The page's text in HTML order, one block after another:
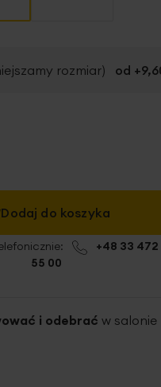
rozmiar) od +
Dodaj do koszyka
+48 33 472
55 00
i odebrać w salonie